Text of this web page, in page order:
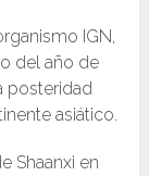
IGN,
del año de
posteridad
asiático.
Shaanxi en